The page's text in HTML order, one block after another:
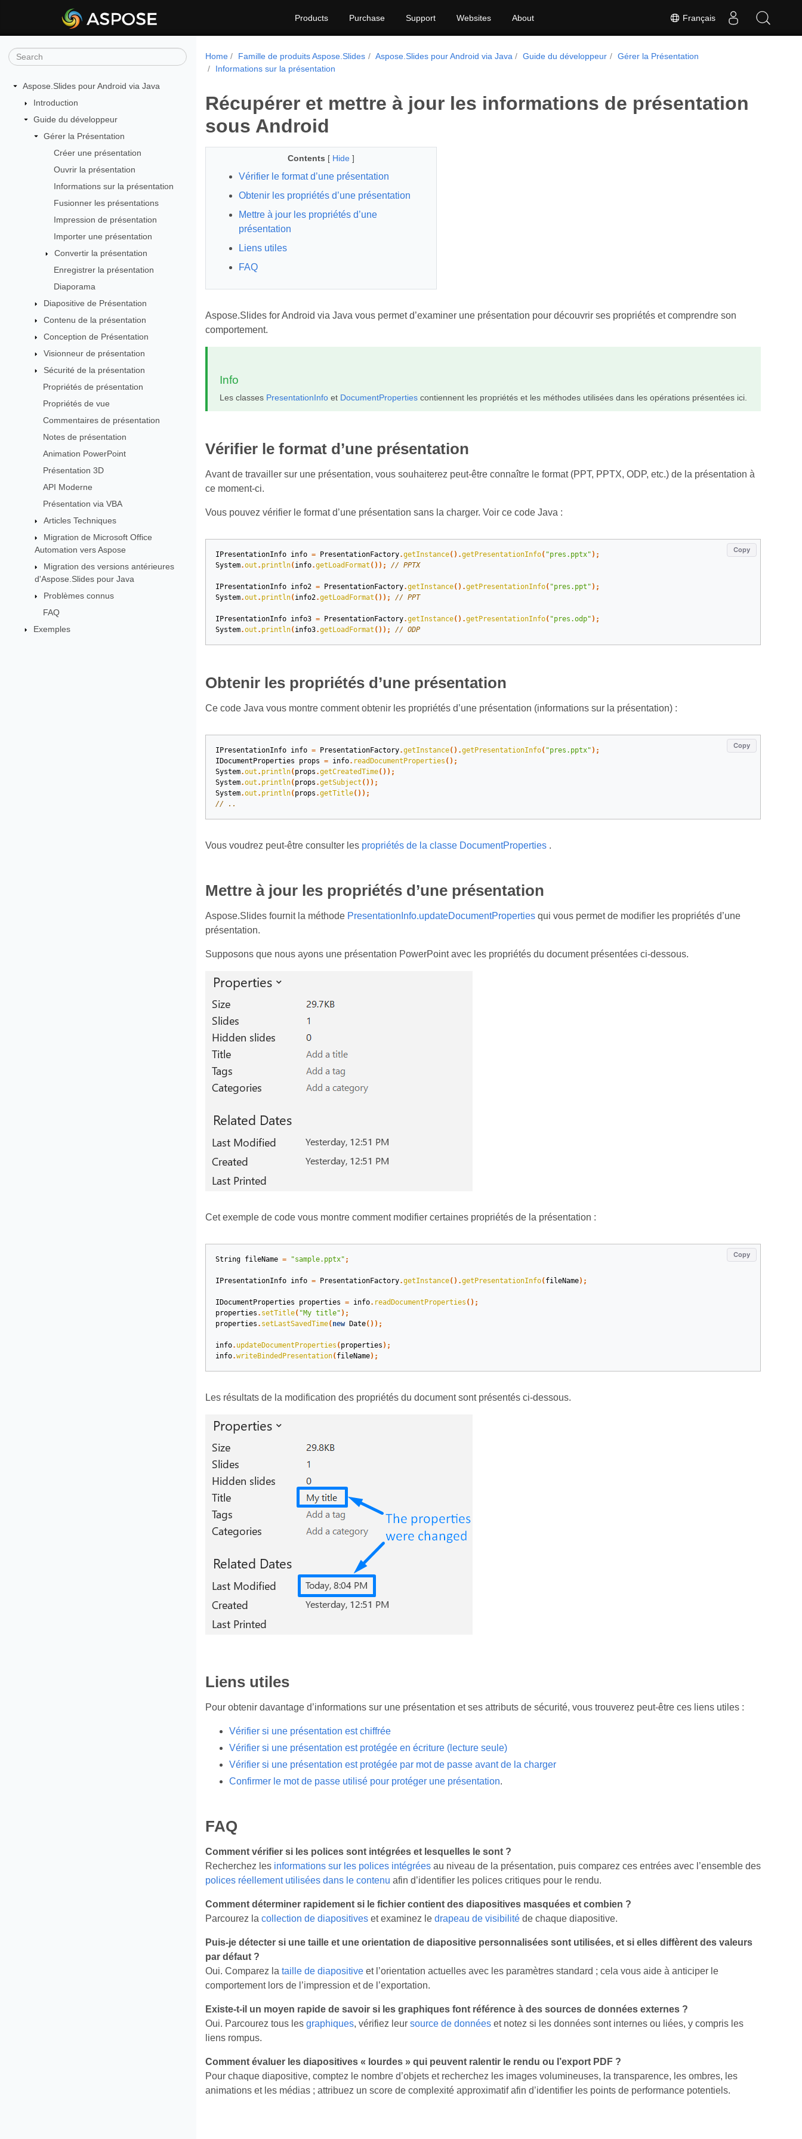
Français
Products Purchase Support Websites About
Aspose.Slides pour Android via Java
Introduction
Guide du développeur
Gérer la Présentation
Créer une présentation
Ouvrir la présentation
Informations sur la présentation
Fusionner les présentations
Impression de présentation
Importer une présentation
Convertir la présentation
Enregistrer la présentation
Diaporama
Diapositive de Présentation
Contenu de la présentation
Conception de Présentation
Visionneur de présentation
Sécurité de la présentation
Propriétés de présentation
Propriétés de vue
Commentaires de présentation
Notes de présentation
Animation PowerPoint
Présentation 3D
API Moderne
Présentation via VBA
Articles Techniques
Migration de Microsoft Office
Automation vers Aspose
Migration des versions antérieures
d'Aspose.Slides pour Java
Problèmes connus
FAQ
Exemples
Home Famille de produits Aspose.Slides Aspose.Slides pour Android via Java Guide du développeur
Gérer la Présentation
Informations sur la présentation
Récupérer et mettre à jour les informations de présentation
sous Android
Contents [ Hide ]
Vérifier le format d’une présentation
Obtenir les propriétés d’une présentation
Mettre à jour les propriétés d’une
présentation
Liens utiles
FAQ
Aspose.Slides for Android via Java vous permet d’examiner une présentation pour découvrir ses propriétés et comprendre son
comportement.
Info
Les classes PresentationInfoet DocumentPropertiescontiennent les propriétés et les méthodes utilisées dans les opérations présentées ici.
Vérifier le format d’une présentation
Avant de travailler sur une présentation, vous souhaiterez peut‑être connaître le format (PPT, PPTX, ODP, etc.) de la présentation à
ce moment‑ci.
Vous pouvez vérifier le format d’une présentation sans la charger. Voir ce code Java :
Copy
IPresentationInfo info = PresentationFactory.getInstance().getPresentationInfo( "pres.pptx" );
System.out . println( info.getLoadFormat ()); // PPTX
IPresentationInfo info2 = PresentationFactory.getInstance().getPresentationInfo( "pres.ppt" );
System.out . println( info2.getLoadFormat ()); // PPT
IPresentationInfo info3 = PresentationFactory.getInstance().getPresentationInfo( "pres.odp" );
System.out . println( info3.getLoadFormat ()); // ODP
Obtenir les propriétés d’une présentation
Ce code Java vous montre comment obtenir les propriétés d’une présentation (informations sur la présentation) :
Copy
IPresentationInfo info = PresentationFactory.getInstance().getPresentationInfo( "pres.pptx" );
IDocumentProperties
props = info. readDocumentProperties ();
System.out . println( props .getCreatedTime());
System.out . println( props .getSubject ());
System.out . println( props .getTitle());
// ..
Vous voudrez peut‑être consulter les propriétés de la classe DocumentProperties.
Mettre à jour les propriétés d’une présentation
Aspose.Slides fournit la méthode PresentationInfo.updateDocumentPropertiesqui vous permet de modifier les propriétés d’une
présentation.
Supposons que nous ayons une présentation PowerPoint avec les propriétés du document présentées ci‑dessous.
Cet exemple de code vous montre comment modifier certaines propriétés de la présentation :
Copy
String fileName = "sample.pptx" ;
IPresentationInfo info = PresentationFactory.getInstance().getPresentationInfo( fileName);
IDocumentProperties properties = info. readDocumentProperties ();
properties . setTitle( "My title" );
properties . setLastSavedTime( new Date());
info. updateDocumentProperties ( properties );
info.writeBindedPresentation( fileName);
Les résultats de la modification des propriétés du document sont présentés ci‑dessous.
Liens utiles
Pour obtenir davantage d’informations sur une présentation et ses attributs de sécurité, vous trouverez peut‑être ces liens utiles :
Vérifier si une présentation est chiffrée
Vérifier si une présentation est protégée en écriture (lecture seule)
Vérifier si une présentation est protégée par mot de passe avant de la charger
Confirmer le mot de passe utilisé pour protéger une présentation.
FAQ
Comment vérifier si les polices sont intégrées et lesquelles le sont ?
Recherchez les informations sur les polices intégréesau niveau de la présentation, puis comparez ces entrées avec l’ensemble des
polices réellement utilisées dans le contenu afin d’identifier les polices critiques pour le rendu.
Comment déterminer rapidement si le fichier contient des diapositives masquées et combien ?
Parcourez la collection de diapositiveset examinez le drapeau de visibilitéde chaque diapositive.
Puis‑je détecter si une taille et une orientation de diapositive personnalisées sont utilisées, et si elles diffèrent des valeurs
par défaut ?
Oui. Comparez la taille de diapositiveet l’orientation actuelles avec les paramètres standard ; cela vous aide à anticiper le
comportement lors de l’impression et de l’exportation.
Existe‑t‑il un moyen rapide de savoir si les graphiques font référence à des sources de données externes ?
Oui. Parcourez tous les graphiques, vérifiez leur source de donnéeset notez si les données sont internes ou liées, y compris les
liens rompus.
Comment évaluer les diapositives « lourdes » qui peuvent ralentir le rendu ou l’export PDF ?
Pour chaque diapositive, comptez le nombre d’objets et recherchez les images volumineuses, la transparence, les ombres, les
animations et les médias ; attribuez un score de complexité approximatif afin d’identifier les points de performance potentiels.